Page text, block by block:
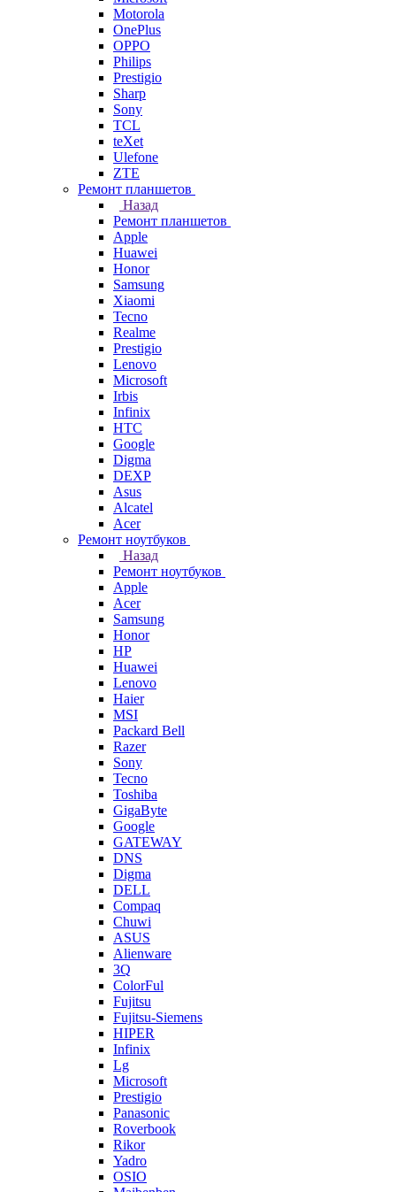
Motorola
OnePlus
OPPO
Philips
Prestigio
Sharp
Sony
TCL
teXet
Ulefone
ZTE
Ремонт планшетов
Назад
Ремонт планшетов
Apple
Huawei
Honor
Samsung
Xiaomi
Tecno
Realme
Prestigio
Lenovo
Microsoft
Irbis
Infinix
HTC
Google
Digma
DEXP
Asus
Alcatel
Acer
Ремонт ноутбуков
Назад
Ремонт ноутбуков
Apple
Acer
Samsung
Honor
HP
Huawei
Lenovo
Haier
MSI
Packard Bell
Razer
Sony
Tecno
Toshiba
GigaByte
Google
GATEWAY
DNS
Digma
DELL
Compaq
Chuwi
ASUS
Alienware
3Q
ColorFul
Fujitsu
Fujitsu-Siemens
HIPER
Infinix
Lg
Microsoft
Prestigio
Panasonic
Roverbook
Rikor
Yadro
OSIO